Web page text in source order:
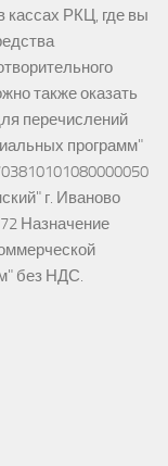
кассах РКЦ, где вы
также оказать
перечислений
программ"
г. Иваново
Назначение
без НДС.